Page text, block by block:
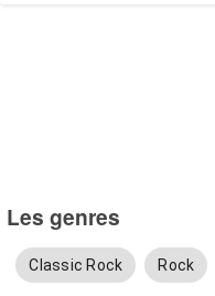
Les genres
Classic Rock Rock